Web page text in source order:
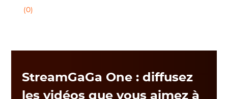
(0)
StreamGaGa One : diffusez
les vidéos que vous aimez à